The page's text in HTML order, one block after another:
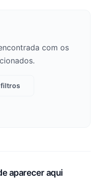
com os
filtros
aparecer aqui